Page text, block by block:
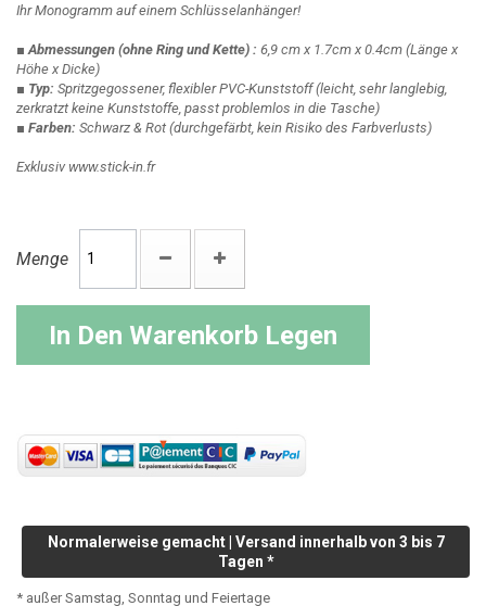
Ihr Monogramm auf einem Schlüsselanhänger!
■ Abmessungen (ohne Ring und Kette) : 6,9 cm x 1.7cm x 0.4cm (Länge x
Höhe x Dicke)
■ Typ: Spritzgegossener, flexibler PVC-Kunststoff(leicht, sehr langlebig,
zerkratzt keine Kunststoffe, passt problemlos in die Tasche)
■ Farben: Schwarz & Rot (durchgefärbt, kein Risiko des Farbverlusts)
Exklusiv www.stick-in.fr
Menge
In Den Warenkorb Legen
Normalerweise gemacht | Versand innerhalb von 3 bis 7
Tagen *
* außer Samstag, Sonntag und Feiertage